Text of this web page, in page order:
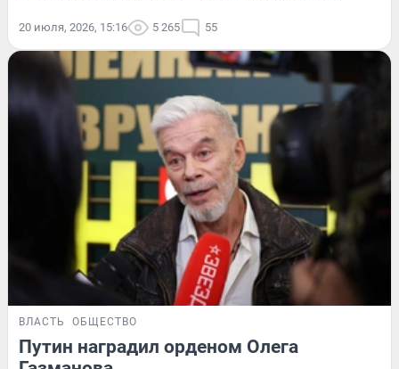
20 июля, 2026, 15:16 5 265 55
ВЛАСТЬ ОБЩЕСТВО
Путин наградил орденом Олега